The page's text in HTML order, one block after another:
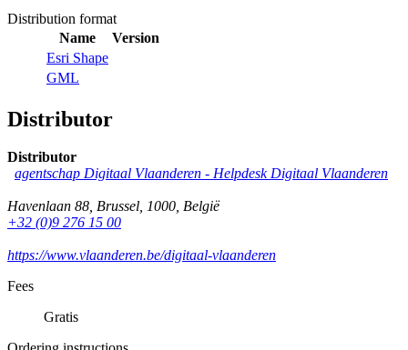
Distribution format
Name
Version
Esri Shape
GML
Distributor
Distributor
agentschap Digitaal Vlaanderen - Helpdesk Digitaal Vlaanderen
Havenlaan 88, Brussel, 1000, België
+32 (0)9 276 15 00
https://www.vlaanderen.be/digitaal-vlaanderen
Fees
Gratis